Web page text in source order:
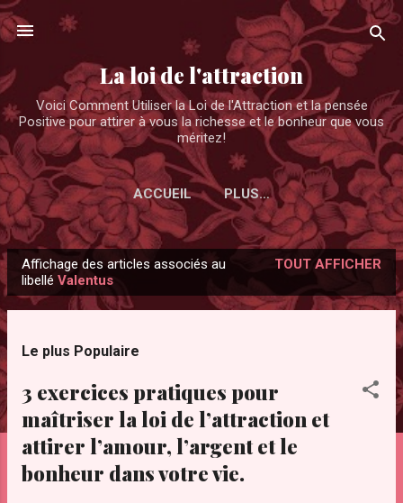
Accéder au contenu principal
La loi de l'attraction
Voici Comment Utiliser la Loi de l'Attraction et la pensée
Positive pour attirer à vous la richesse et le bonheur que vous
méritez!
ACCUEIL PLUS…
r
Affichage des articles associés au
libellé Valentus
TOUT AFFICHER
Le plus Populaire
3 exercices pratiques pour
maîtriser la loi de l’attraction et
attirer l’amour, l’argent et le
bonheur dans votre vie.